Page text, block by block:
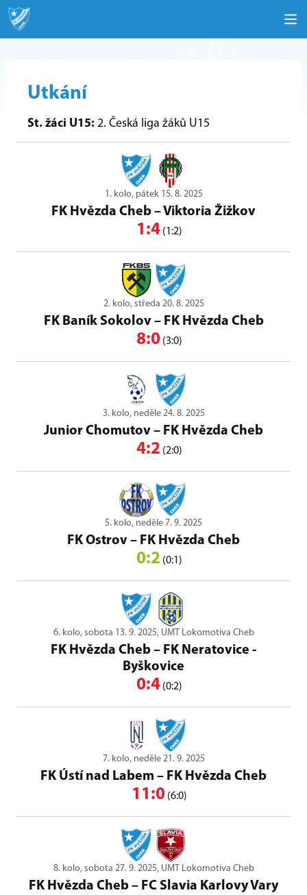
Utkání
St. žáci U15: 2. Česká liga žáků U15
1. kolo, pátek 15. 8. 2025
FK Hvězda Cheb – Viktoria Žižkov
1:4 (1:2)
2. kolo, středa 20. 8. 2025
FK Baník Sokolov– FK Hvězda Cheb
8:0 (3:0)
3. kolo, neděle 24. 8. 2025
Junior Chomutov – FK Hvězda Cheb
4:2 (2:0)
5. kolo, neděle 7. 9. 2025
FK Ostrov – FK Hvězda Cheb
0:2 (0:1)
6. kolo, sobota 13. 9. 2025, UMT Lokomotiva Cheb
FK Hvězda Cheb – FK Neratovice -
Byškovice
0:4 (0:2)
7. kolo, neděle 21. 9. 2025
FK Ústí nad Labem – FK Hvězda Cheb
11:0 (6:0)
8. kolo, sobota 27. 9. 2025, UMT Lokomotiva Cheb
FK Hvězda Cheb – FC Slavia Karlovy Vary